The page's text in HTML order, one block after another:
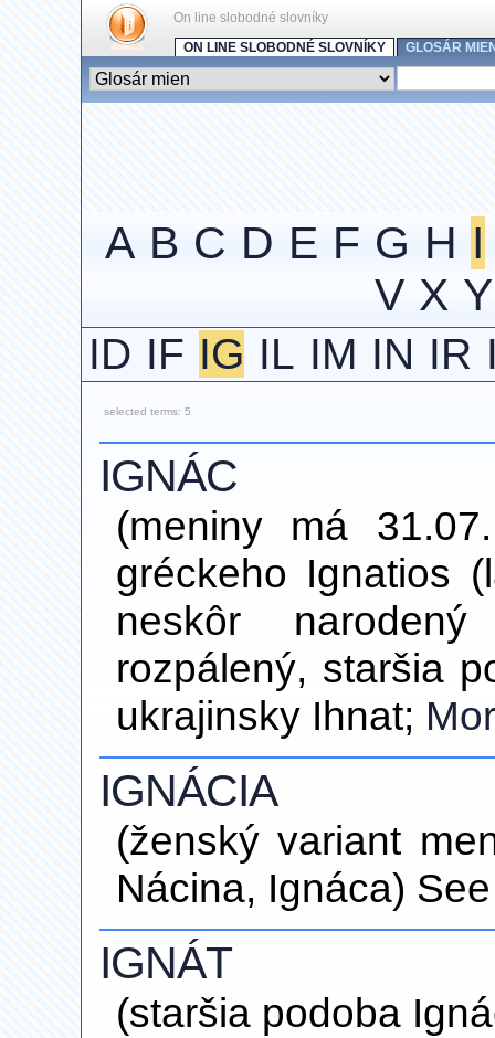
On line slobodné slovníky
ON LINE SLOBODNÉ SLOVNÍKY
GLOSÁR
A B C D E F G H I
V X Y
ID IF IG IL IM IN IR
selected terms: 5
IGNÁC
(meniny má
gréckeho Ignatios
neskôr
rozpálený, staršia
ukrajinsky Ihnat;
IGNÁCIA
(ženský variant
Nácina, Ignáca)
IGNÁT
(staršia podoba